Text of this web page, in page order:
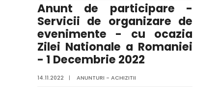
Anunt de participare -
Servicii de organizare de
evenimente - cu ocazia
Zilei Nationale a Romaniei
- 1 Decembrie 2022
14.11.2022 | ANUNTURI - ACHIZITII